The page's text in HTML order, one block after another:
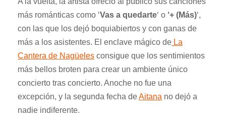
más románticas como ‘Vas a quedarte‘ o ‘+ (Más)‘,
con las que los dejó boquiabiertos y con ganas de
más a los asistentes. El enclave mágico de La
Cantera de Nagüeles consigue que los sentimientos
más bellos broten para crear un ambiente único
concierto tras concierto. Anoche no fue una
excepción, y la segunda fecha deAitana no dejó a
nadie indiferente.